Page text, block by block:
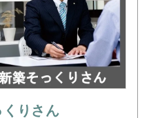
りさん